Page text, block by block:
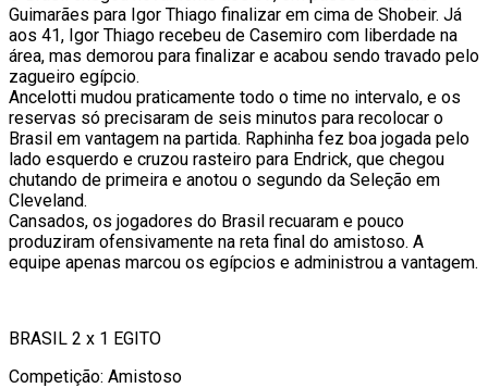
Guimarães para Igor Thiago finalizar em cima de Shobeir. Já
aos 41, Igor Thiago recebeu de Casemiro com liberdade na
área, mas demorou para finalizar e acabou sendo travado pelo
zagueiro egípcio.
Ancelotti mudou praticamente todo o time no intervalo, e os
reservas só precisaram de seis minutos para recolocar o
Brasil em vantagem na partida. Raphinha fez boa jogada pelo
lado esquerdo e cruzou rasteiro para Endrick, que chegou
chutando de primeira e anotou o segundo da Seleção em
Cleveland.
Cansados, os jogadores do Brasil recuaram e pouco
produziram ofensivamente na reta final do amistoso. A
equipe apenas marcou os egípcios e administrou a vantagem.
BRASIL 2 x 1 EGITO
Competição: Amistoso